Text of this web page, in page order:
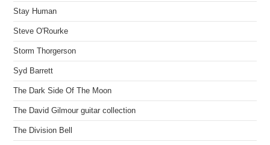
Stay Human
Steve O'Rourke
Storm Thorgerson
Syd Barrett
The Dark Side Of The Moon
The David Gilmour guitar collection
The Division Bell